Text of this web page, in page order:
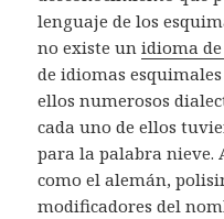
lenguaje de los
no existe unidioma
de idiomas
ellos numerosos
cada uno de ellos
para la palabra nieve.
como el alemán,
modificadores del